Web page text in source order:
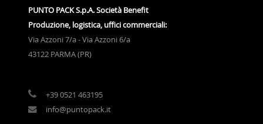
PUNTO PACK S.p.A. Società Benefit
Produzione, logistica, uffici commerciali:
Via Azzoni 7/a - Via Azzoni 6/a
43122 PARMA (PR)
+39 0521 463195
info@puntopack.it